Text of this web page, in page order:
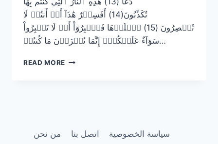
تُكَذِّبُونَ(14) أَفَسِحۡرٌ هَٰذَآ أَمۡ أَنتُمۡ لَا
تُبۡصِرُونَ (15) ٱصۡلَوۡهَا فَٱصۡبِرُوٓاْ أَوۡ لَا تَصۡبِرُواْ
سَوَآءٌ عَلَيۡكُمۡۖ إِنَّمَا تُجۡزَوۡنَ مَا كُنتُمۡ…
READ MORE سورة
وقراءة
من نحن اتصل بنا سياسة الخصوصية